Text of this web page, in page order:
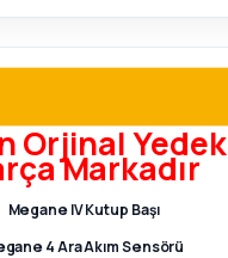
Orjinal Yedek
Markadır
Megane IV Kutup Başı
4 Ara Akım Sensörü